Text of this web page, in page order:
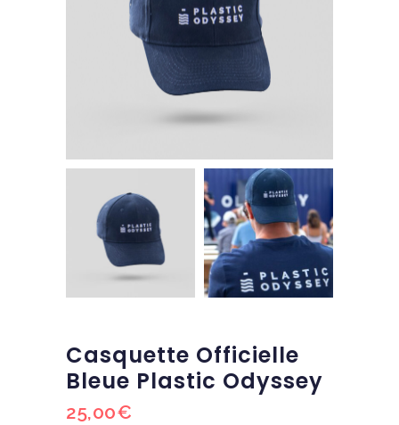
Casquette Officielle
Bleue Plastic Odyssey
25,00€